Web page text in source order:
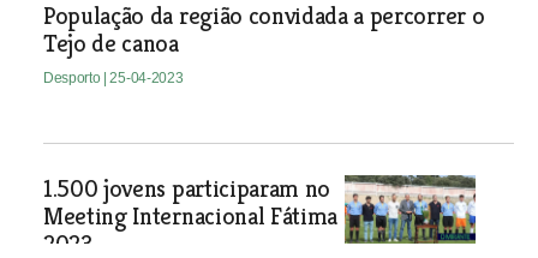
População da região convidada a percorrer o
Tejo de canoa
Desporto | 25-04-2023
1.500 jovens participaram no
Meeting Internacional Fátima
2023